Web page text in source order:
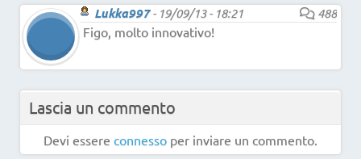
Lukka997- 19/09/13 - 18:21
488
Figo, molto innovativo!
Lascia un commento
Devi essere connesso per inviare un commento.